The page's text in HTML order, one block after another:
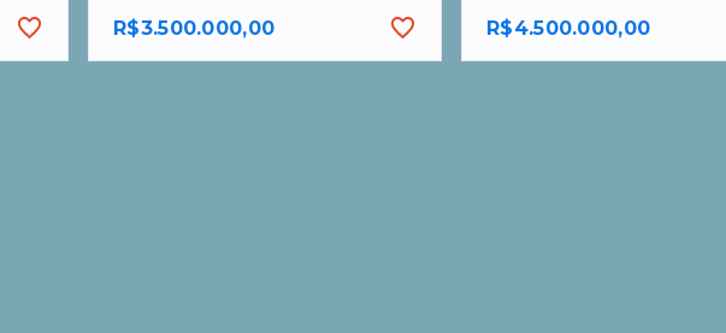
R$3.500.000,00 R$4.500.000,00